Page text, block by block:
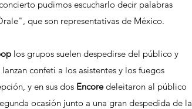
pudimos escucharlo decir palabras
que son representativas de México.
los grupos suelen despedirse del público y
confeti a los asistentes y los fuegos
y en sus dos Encore deleitaron al público
ocasión junto a una gran despedida de la